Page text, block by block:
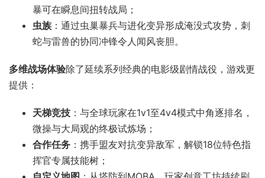
暴可在瞬息间扭转战局；
​虫族​ ​：通过虫巢暴兵与进化变异形成淹没式攻势，刺
蛇与雷兽的协同冲锋令人闻风丧胆。
​多维战场体验​​除了延续系列经典的电影级剧情战役，游戏更
提供：
​天梯竞技​ ​：与全球玩家在1v1至4v4模式中角逐排名，
微操与大局观的终极试炼场；
​合作任务​ ​：携手盟友对抗变异敌军，解锁18位特色指
挥官专属技能树；